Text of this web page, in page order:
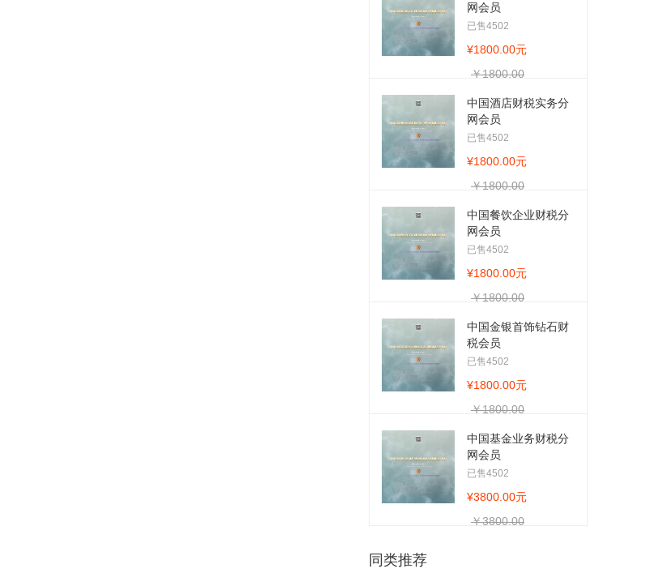
网会员
已售4502
¥1800.00元
￥1800.00
中国酒店财税实务分
网会员
已售4502
¥1800.00元
￥1800.00
中国餐饮企业财税分
网会员
已售4502
¥1800.00元
￥1800.00
中国金银首饰钻石财
税会员
已售4502
¥1800.00元
￥1800.00
中国基金业务财税分
网会员
已售4502
¥3800.00元
￥3800.00
同类推荐